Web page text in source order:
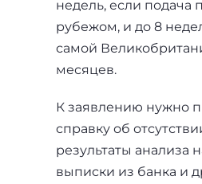
недель, если подача
рубежом, и до 8
самой
месяцев.
К заявлению нужно
справку об
результаты анализа
выписки из банка и